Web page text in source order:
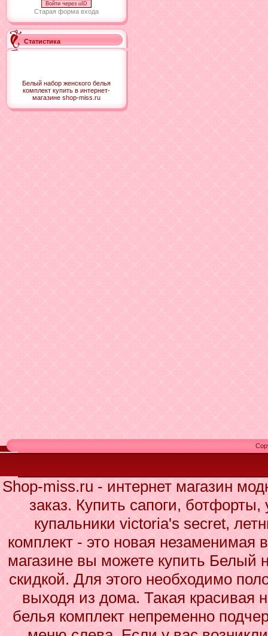
Войти через uID
Старая форма входа
Статистика
Белый набор женского белья
комплект купить в интернет-
магазине shop-miss.ru
Shop-miss.ru - интернет магазин
заказ. Купить сапоги,
купальники victoria's secret,
комплект - это новая
магазине вы можете купить Белый
скидкой. Для этого необходимо
выходя из дома. Такая красивая
белья комплект непременно